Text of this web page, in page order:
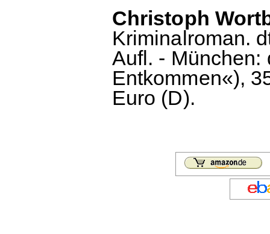
Christoph
Kriminalroman.
Aufl. - München:
Entkommen«),
Euro (D).